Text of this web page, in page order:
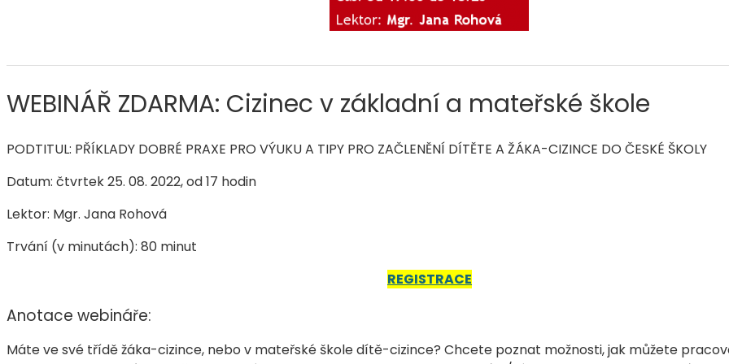
WEBINÁŘ ZDARMA: Cizinec v základní a mateřské škole
PODTITUL: PŘÍKLADY DOBRÉ PRAXE PRO VÝUKU A TIPY PRO ZAČLENĚNÍ DÍTĚTE A ŽÁKA-CIZINCE DO ČESKÉ ŠKOLY
Datum: čtvrtek 25. 08. 2022, od 17 hodin
Lektor: Mgr. Jana Rohová
Trvání (v minutách): 80 minut
REGISTRACE
Anotace webináře:
Máte ve své třídě žáka-cizince, nebo v mateřské škole dítě-cizince? Chcete poznat možnosti, jak můžete